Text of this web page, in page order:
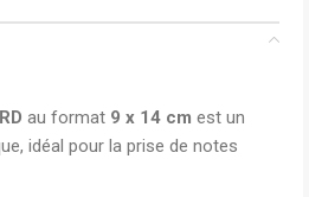
au format 9 x 14 cm est un
idéal pour la prise de notes